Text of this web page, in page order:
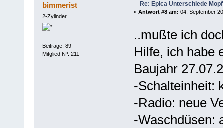
bimmerist
2-Zylinder
Beiträge: 89
Mitglied Nº: 211
Re: Epica Unterschiede
« Antwort #8 am: 04. September
..mußte ich
Hilfe, ich habe
Baujahr
-Schalteinheit:
-Radio: neue
-Waschdüsen: